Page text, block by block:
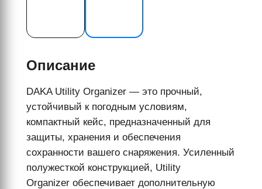
Описание
DAKA Utility Organizer — это прочный,
устойчивый к погодным условиям,
компактный кейс, предназначенный для
защиты, хранения и обеспечения
сохранности вашего снаряжения. Усиленный
полужесткой конструкцией, Utility
Organizer обеспечивает дополнительную